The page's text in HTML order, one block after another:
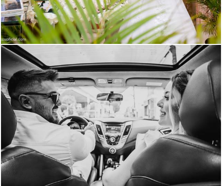
917 344